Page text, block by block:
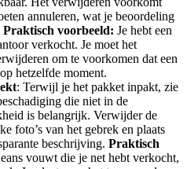
annuleren, wat je beoordeling
Praktisch voorbeeld: Je hebt een
verkocht. Je moet het
om te voorkomen dat een
hetzelfde moment.
: Terwijl je het pakket inpakt, zie
die niet in de
is belangrijk. Verwijder de
foto’s van het gebrek en plaats
beschrijving. Praktisch
vouwt die je net hebt verkocht,